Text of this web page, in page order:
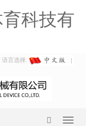
科技有
语言选择: